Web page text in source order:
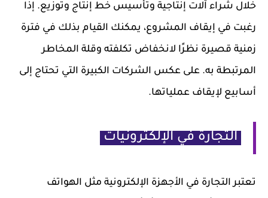
خلال شراء آلات إنتاجية وتأسيس خط إنتاج وتوزيع. إذا
رغبت في إيقاف المشروع، يمكنك القيام بذلك في فترة
زمنية قصيرة نظرًا لانخفاض تكلفته وقلة المخاطر
المرتبطة به. على عكس الشركات الكبيرة التي تحتاج إلى
أسابيع لإيقاف عملياتها.
التجارة في الإلكترونيات
تعتبر التجارة في الأجهزة الإلكترونية مثل الهواتف